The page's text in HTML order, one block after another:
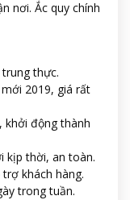
nơi. Ắc quy chính
thực.
2019, giá rất
khởi động thành
kịp thời, an toàn.
khách hàng.
trong tuần.